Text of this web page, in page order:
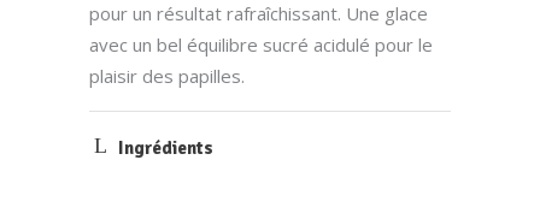
pour un résultat rafraîchissant. Une glace
avec un bel équilibre sucré acidulé pour le
plaisir des papilles.
Ingrédients